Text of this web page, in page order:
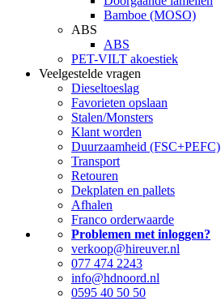
Bamboe (MOSO)
ABS
ABS
PET-VILT akoestiek
Veelgestelde vragen
Dieseltoeslag
Favorieten opslaan
Stalen/Monsters
Klant worden
Duurzaamheid (FSC+PEFC)
Transport
Retouren
Dekplaten en pallets
Afhalen
Franco orderwaarde
Problemen met inloggen?
verkoop@hireuver.nl
077 474 2243
info@hdnoord.nl
0595 40 50 50